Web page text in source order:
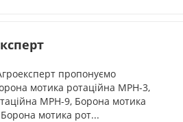
пропонуємо
мотика ротаційна МРН-3,
МРН-9, Борона мотика
мотика рот...